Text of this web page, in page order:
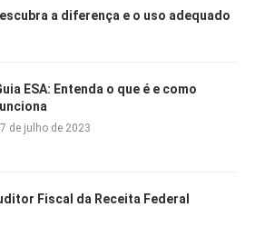
a diferença e o uso adequado
ESA: Entenda o que é e como
de julho de 2023
Fiscal da Receita Federal